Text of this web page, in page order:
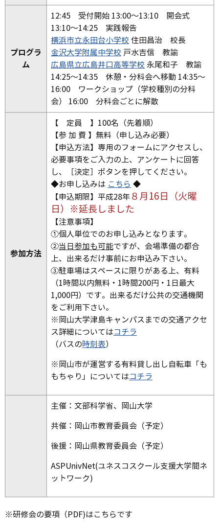
プログラ
ム
12:45 受付開始 13:00～13:10 開会式
13:10～14:25 実践報告
横浜市立永田台小学校 住田昌治 校長
金沢大学附属中学校 戸水吉信 教諭
広島県立広島井口高等学校 永尾和子 教諭
14:25～14:35 休憩・分科会へ移動 14:35～
16:00 ワークショップ（学校種別の分科
会） 16:00 分科会ごとに解散
参加方法
【 定員 】100名（先着順）
【参 加 費 】無料（申し込み必要）
【申込方法】専用のフォームにアクセスし、
必要事項をご入力の上、アンケートに回答
し、［決定］ボタンを押してください。
◆お申し込みは こちら ◆
【申込期限】平成28年 ８月16日（火曜
日）※延長しました
【注意事項】
①個人単位でのお申し込みとなります。
②当日参加も可能ですが、会場準備の都合
上、出来るだけ事前にお申込み下さい。
③駐車場はスペースに限りがある上、有料
（1時間以内無料・1時間200円・1日最大
1,000円）です。出来るだけ公共の交通機関
をご利用下さい。
※岡山大学津島キャンパスまでの交通アクセ
ス詳細についてはコチラ
（バスの時刻表）
※岡山市が運営する有料貸し出し自転車「も
もちゃり」についてはコチラ
主催：文部科学省、岡山大学
共催：岡山市教育委員会（予定）
後援：岡山県教育委員会（予定）
ASPUnivNet(ユネスコスクール支援大学間ネ
ットワーク)
※研修会の要項（PDF)はこちらです